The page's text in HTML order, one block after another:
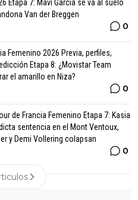
Etapa 7: Mavi García se va al suelo
Van der Breggen
0
Femenino 2026 Previa, perfiles,
Etapa 8: ¿Movistar Team
el amarillo en Niza?
0
de Francia Femenino Etapa 7: Kasia
sentencia en el Mont Ventoux,
y Demi Vollering colapsan
0